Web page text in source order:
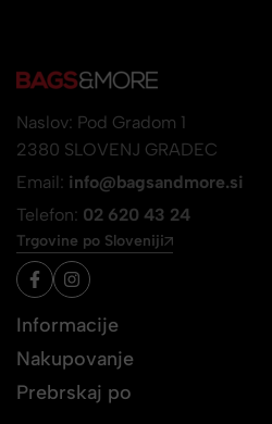
Naslov: Pod Gradom 1
2380 SLOVENJ GRADEC
Email: info@bagsandmore.si
Telefon: 02 620 43 24
Trgovine po Sloveniji
Informacije
Nakupovanje
Prebrskaj po